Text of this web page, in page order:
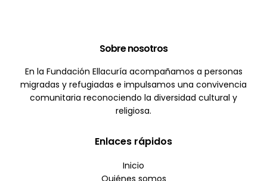
Sobre nosotros
En la Fundación Ellacuría acompañamos a personas
migradas y refugiadas e impulsamos una convivencia
comunitaria reconociendo la diversidad cultural y
religiosa.
Enlaces rápidos
Inicio
Quiénes somos